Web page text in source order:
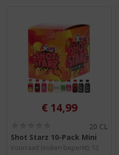
n
a
v
€ 14,99
,
0
20 CL
Shot Starz 10-Pack Mini
Voorraad (indien beperkt): 12